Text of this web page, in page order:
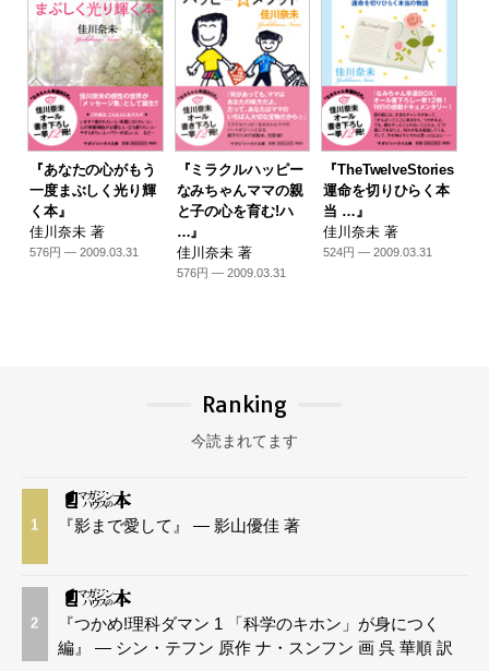
『あなたの心がもう
一度まぶしく光り輝
く本』
佳川奈未 著
576円 — 2009.03.31
『ミラクルハッピー
なみちゃんママの親
と子の心を育む!ハ
…』
佳川奈未 著
576円 — 2009.03.31
『TheTwelveStories
運命を切りひらく本
当 …』
佳川奈未 著
524円 — 2009.03.31
Ranking
今読まれてます
1 『影まで愛して』 — 影山優佳 著
2
『つかめ!理科ダマン 1 「科学のキホン」が身につく
編』 — シン・テフン 原作 ナ・スンフン 画 呉 華順 訳